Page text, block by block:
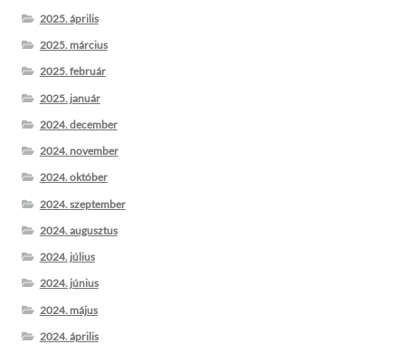
2025. április
2025. március
2025. február
2025. január
2024. december
2024. november
2024. október
2024. szeptember
2024. augusztus
2024. július
2024. június
2024. május
2024. április